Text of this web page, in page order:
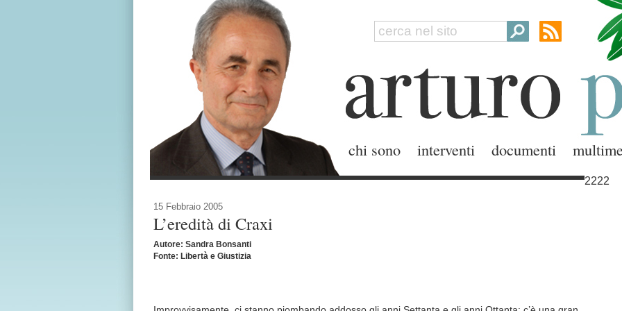
chi sono interventi documenti
2222
15 Febbraio 2005
L’eredità di Craxi
Autore: Sandra Bonsanti
Fonte: Libertà e Giustizia